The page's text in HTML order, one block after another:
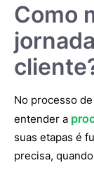
Como
No processo
entender a
suas etapas é
precisa,